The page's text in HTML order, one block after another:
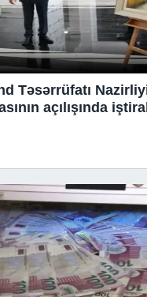
Təsərrüfatı
açılışında